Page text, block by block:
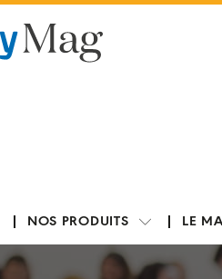
NOS PRODUITS LE